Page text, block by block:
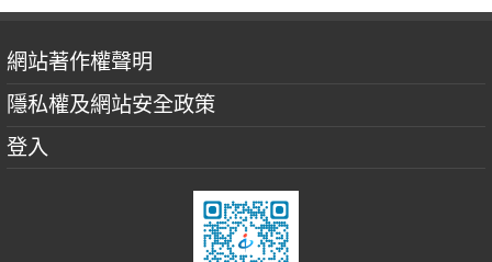
網站著作權聲明
隱私權及網站安全政策
登入